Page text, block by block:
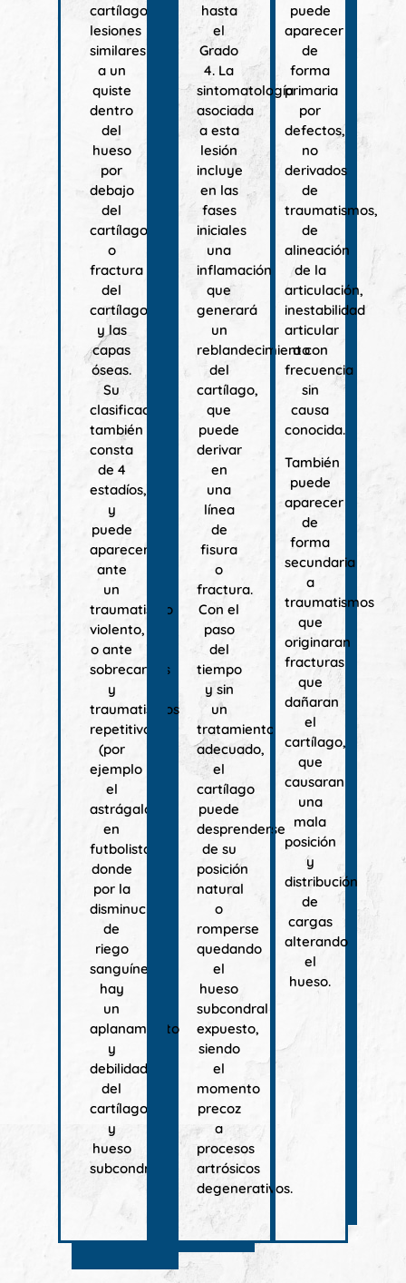
cartílago,
lesiones
similares
a un
quiste
dentro
del
hueso
por
debajo
del
cartílago
o
fractura
del
cartílago
y las
capas
óseas.
Su
clasificación
también
consta
de 4
estadíos,
y
puede
aparecer
ante
un
traumatismo
violento,
o ante
sobrecargas
y
traumatismos
repetitivos
(por
ejemplo
el
astrágalo
en
futbolistas)
donde
por la
disminución
de
riego
sanguíneo
hay
un
aplanamiento
y
debilidad
del
cartílago
y
hueso
subcondral.
hasta
el
Grado
4. La
sintomatología
asociada
a esta
lesión
incluye
en las
fases
iniciales
una
inflamación
que
generará
un
reblandecimiento
del
cartílago,
que
puede
derivar
en
una
línea
de
fisura
o
fractura.
Con el
paso
del
tiempo
y sin
un
tratamiento
adecuado,
el
cartílago
puede
desprenderse
de su
posición
natural
o
romperse
quedando
el
hueso
subcondral
expuesto,
siendo
el
momento
precoz
a
procesos
artrósicos
degenerativos.
puede
aparecer
de
forma
primaria
por
defectos,
no
derivados
de
traumatismos,
de
alineación
de la
articulación,
inestabilidad
articular
o con
frecuencia
sin
causa
conocida.
También
puede
aparecer
de
forma
secundaria
a
traumatismos
que
originaran
fracturas
que
dañaran
el
cartílago,
que
causaran
una
mala
posición
y
distribución
de
cargas
alterando
el
hueso.